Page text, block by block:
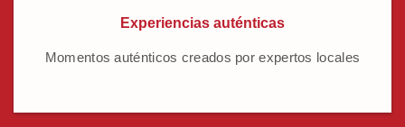
Experiencias auténticas
Momentos auténticos creados por expertos locales